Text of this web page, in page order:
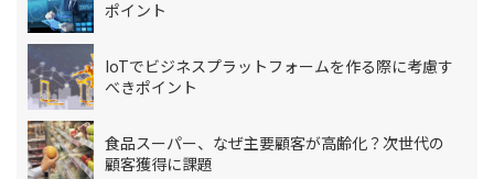
ポイント
IoTでビジネスプラットフォームを作る際に考慮す
べきポイント
食品スーパー、なぜ主要顧客が高齢化？次世代の
顧客獲得に課題